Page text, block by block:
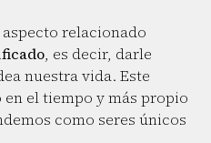
relacionado
, es decir, darle
nuestra vida. Este
en el tiempo y más propio
como seres únicos